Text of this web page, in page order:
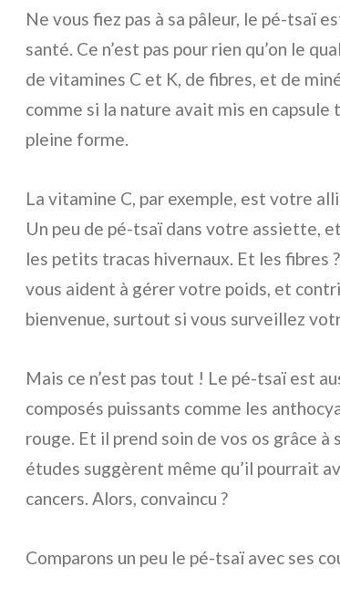
Ne vous fiez pas à sa pâleur, le pé-tsaï
santé. Ce n’est pas pour rien qu’on le
de vitamines C et K, de fibres, et de
comme si la nature avait mis en
pleine forme.
La vitamine C, par exemple, est votre
Un peu de pé-tsaï dans votre assiette,
les petits tracas hivernaux. Et les fibres
vous aident à gérer votre poids, et
bienvenue, surtout si vous surveillez
Mais ce n’est pas tout ! Le pé-tsaï est
composés puissants comme les
rouge. Et il prend soin de vos os grâce
études suggèrent même qu’il pourrait
cancers. Alors, convaincu ?
Comparons un peu le pé-tsaï avec ses